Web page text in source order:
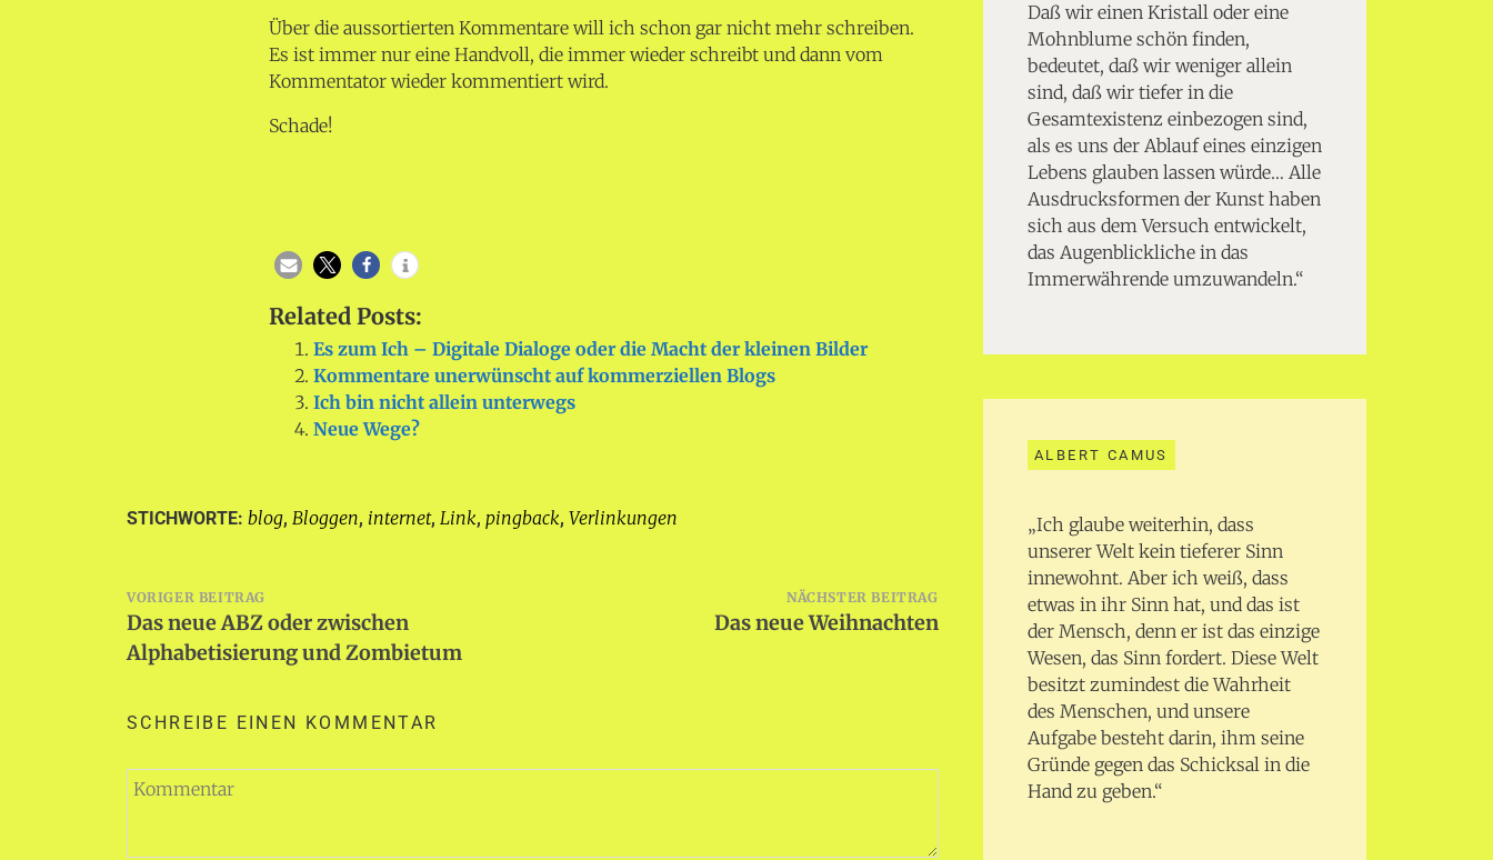
Über die aussortierten Kommentare will ich schon gar nicht mehr schreiben.
Es ist immer nur eine Handvoll, die immer wieder schreibt und dann vom
Kommentator wieder kommentiert wird.
Schade!
Related Posts:
Es zum Ich – Digitale Dialoge oder die Macht der kleinen Bilder
Kommentare unerwünscht auf kommerziellen Blogs
Ich bin nicht allein unterwegs
Neue Wege?
STICHWORTE: blog, Bloggen, internet, Link, pingback, Verlinkungen
Beitragsnavigation
VORIGER BEITRAG
Das neue ABZ oder zwischen
Alphabetisierung und Zombietum
NÄCHSTER BEITRAG
Das neue Weihnachten
SCHREIBE EINEN KOMMENTAR
Daß wir einen Kristall oder eine
Mohnblume schön finden,
bedeutet, daß wir weniger allein
sind, daß wir tiefer in die
Gesamtexistenz einbezogen sind,
als es uns der Ablauf eines einzigen
Lebens glauben lassen würde… Alle
Ausdrucksformen der Kunst haben
sich aus dem Versuch entwickelt,
das Augenblickliche in das
Immerwährende umzuwandeln.“
ALBERT CAMUS
„Ich glaube weiterhin, dass
unserer Welt kein tieferer Sinn
innewohnt. Aber ich weiß, dass
etwas in ihr Sinn hat, und das ist
der Mensch, denn er ist das einzige
Wesen, das Sinn fordert. Diese Welt
besitzt zumindest die Wahrheit
des Menschen, und unsere
Aufgabe besteht darin, ihm seine
Gründe gegen das Schicksal in die
Hand zu geben.“